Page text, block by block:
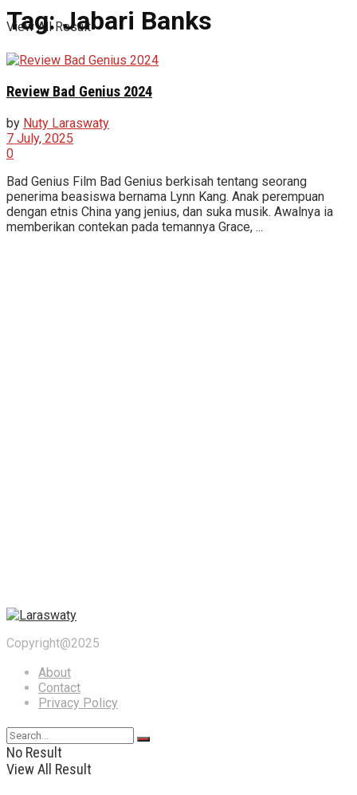
View All Result
Tag:Jabari Banks
Review Bad Genius 2024
by Nuty Laraswaty
7 July, 2025
0
Bad Genius Film Bad Genius berkisah tentang seorang
penerima beasiswa bernama Lynn Kang. Anak perempuan
dengan etnis China yang jenius, dan suka musik. Awalnya ia
memberikan contekan pada temannya Grace, ...
Copyright@2025
About
Contact
Privacy Policy
No Result
View All Result